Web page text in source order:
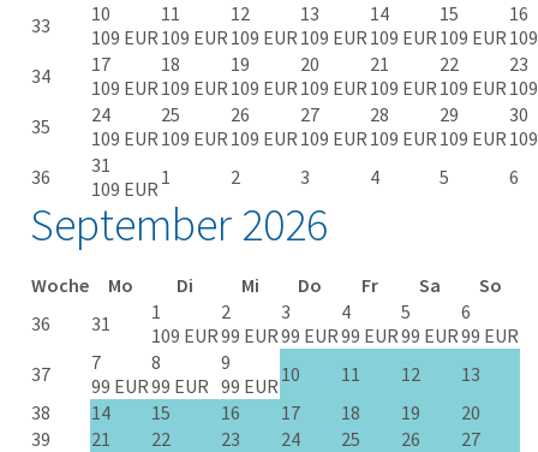
33
10
109 EUR
11
109 EUR
12
109 EUR
13
109 EUR
14
109 EUR
15
109 EUR
16
34
17
109 EUR
18
109 EUR
19
109 EUR
20
109 EUR
21
109 EUR
22
109 EUR
23
35
24
109 EUR
25
109 EUR
26
109 EUR
27
109 EUR
28
109 EUR
29
109 EUR
30
36
31
109 EUR 1 2 3 4 5 6
September 2026
Woche Mo Di Mi Do Fr Sa
So
36
31
1
109 EUR
2
99 EUR
3
99 EUR
4
99 EUR
5
99 EUR
6
99 EUR
37
7
99 EUR
8
99 EUR
9
99 EUR 10 11 12
13
38
14 15 16 17 18 19
20
39
21 22 23 24 25 26
27